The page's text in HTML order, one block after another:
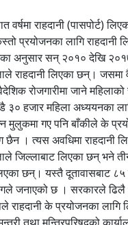
वर्षमा राहदानी (पासपोर्ट)
प्रयोजनका लागि राहदानी
अनुसार सन् २०१० देखि
राहदानी लिएका छन्। जसमा
रोजगारीमा जाने
हजार महिला अध्ययनका
मुलुकमा गए पनि बाँकीले के
। त्यस अवधिमा राहदानी
जिल्लाबाट लिएका छन् भने
छन्। यस्तै दूतावासबाट
जनाएको छ । सरकारले ढिलै
राहदानी के प्रयोजनका